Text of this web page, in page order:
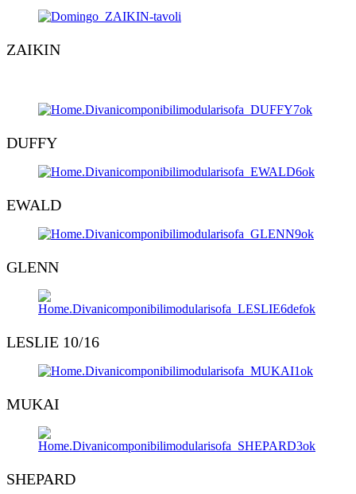
ZAIKIN
DUFFY
EWALD
GLENN
LESLIE 10/16
MUKAI
SHEPARD